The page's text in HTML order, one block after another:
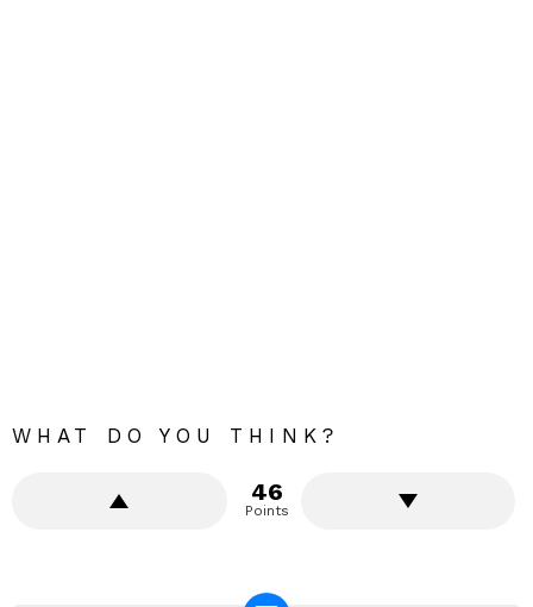
WHAT DO YOU THINK?
46
Points